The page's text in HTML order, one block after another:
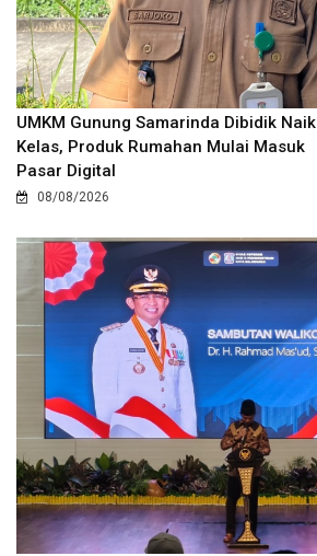
UMKM Gunung Samarinda Dibidik Naik
Kelas, Produk Rumahan Mulai Masuk
Pasar Digital
08/08/2026